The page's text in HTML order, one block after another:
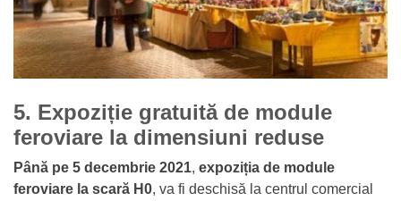
5. Expoziție gratuită de module
feroviare la dimensiuni reduse
Până pe 5 decembrie 2021, expoziția de module
feroviare la scară H0, va fi deschisă la centrul comercial